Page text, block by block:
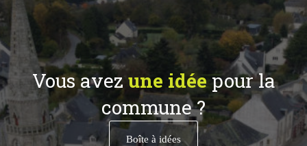
Vous avezune idéepour la
commune ?
Boîte à idées